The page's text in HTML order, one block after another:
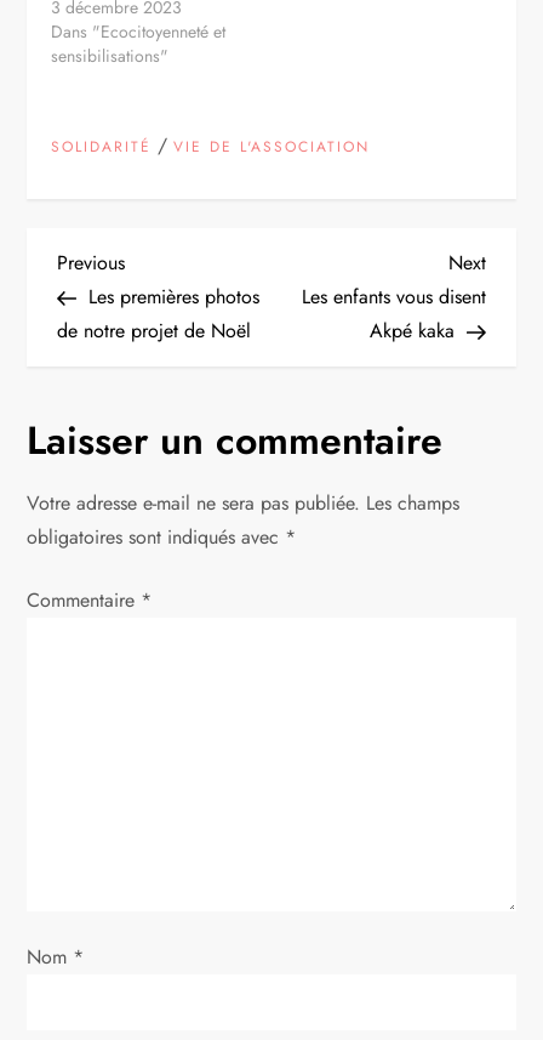
3 décembre 2023
Dans "Ecocitoyenneté et
sensibilisations"
SOLIDARITÉ /VIE DE L'ASSOCIATION
N
a
i
g
a
t
l
Previous
Post
Previous
Les premières photos
de notre projet de Noël
Next
Post
Next
Les enfants vous disent
Akpé kaka
Laisser un commentaire
Votre adresse e-mail ne sera pas publiée. Les champs
obligatoires sont indiqués avec *
Commentaire *
Nom *